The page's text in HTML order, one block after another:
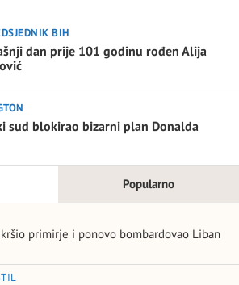
BIH
dan prije 101 godinu rođen Alija
sud blokirao bizarni plan Donalda
Popularno
primirje i ponovo bombardovao Liban